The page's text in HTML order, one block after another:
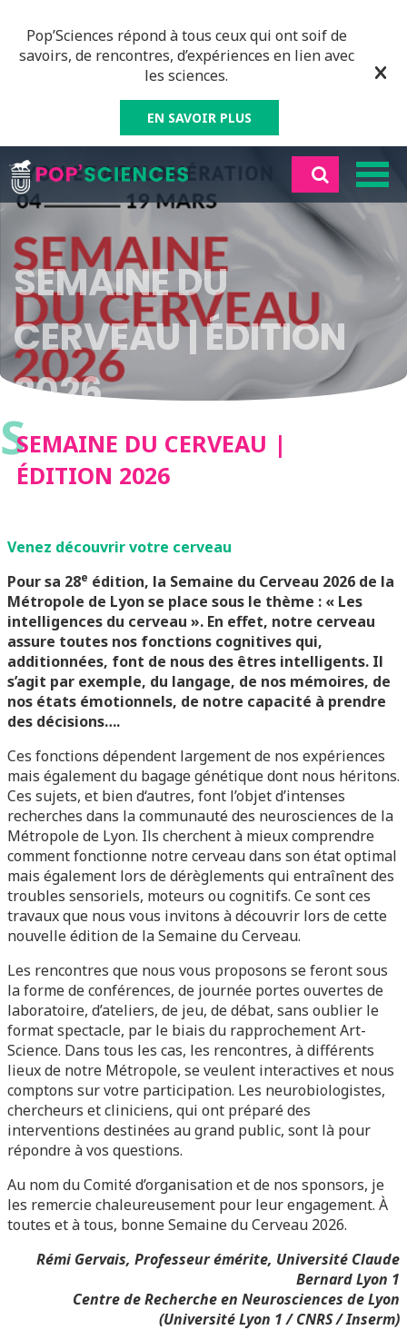
Pop’Sciences répond à tous ceux qui ont soif de
savoirs, de rencontres, d’expériences en lien avec
les sciences.
EN SAVOIR PLUS
SEMAINE DU
CERVEAU | ÉDITION
2026
SSEMAINE DU CERVEAU |
ÉDITION 2026
Venez découvrir votre cerveau
Pour sa 28e édition, la Semaine du Cerveau 2026 de la
Métropole de Lyon se place sous le thème : « Les
intelligences du cerveau ». En effet, notre cerveau
assure toutes nos fonctions cognitives qui,
additionnées, font de nous des êtres intelligents. Il
s’agit par exemple, du langage, de nos mémoires, de
nos états émotionnels, de notre capacité à prendre
des décisions….
Ces fonctions dépendent largement de nos expériences
mais également du bagage génétique dont nous héritons.
Ces sujets, et bien d‘autres, font l’objet d’intenses
recherches dans la communauté des neurosciences de la
Métropole de Lyon. Ils cherchent à mieux comprendre
comment fonctionne notre cerveau dans son état optimal
mais également lors de dérèglements qui entraînent des
troubles sensoriels, moteurs ou cognitifs. Ce sont ces
travaux que nous vous invitons à découvrir lors de cette
nouvelle édition de la Semaine du Cerveau.
Les rencontres que nous vous proposons se feront sous
la forme de conférences, de journée portes ouvertes de
laboratoire, d’ateliers, de jeu, de débat, sans oublier le
format spectacle, par le biais du rapprochement Art-
Science. Dans tous les cas, les rencontres, à différents
lieux de notre Métropole, se veulent interactives et nous
comptons sur votre participation. Les neurobiologistes,
chercheurs et cliniciens, qui ont préparé des
interventions destinées au grand public, sont là pour
répondre à vos questions.
Au nom du Comité d’organisation et de nos sponsors, je
les remercie chaleureusement pour leur engagement. À
toutes et à tous, bonne Semaine du Cerveau 2026.
Rémi Gervais, Professeur émérite, Université Claude
Bernard Lyon 1
Centre de Recherche en Neurosciences de Lyon
(Université Lyon 1 / CNRS / Inserm)